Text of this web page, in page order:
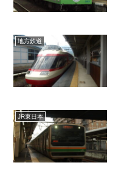
地方鉄道
JR東日本